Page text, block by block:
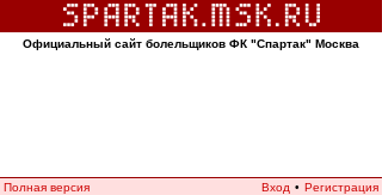
Официальный сайт болельщиков ФК "Спартак" Москва
Полная версия Вход • Регистрация